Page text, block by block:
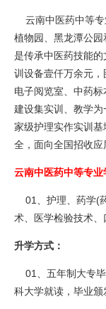
云南中医药中等专
植物园、黑龙潭公园
是传承中医药技能
训设备壹仟万余元，
电子阅览室、中药
建设集实训、教学
家级护理实作实训
全，面向全国招收应
云南中医药中等专业
01、护理、药学(
术、医学检验技术、
升学方式：
01、五年制大专毕
科大学就读，毕业颁